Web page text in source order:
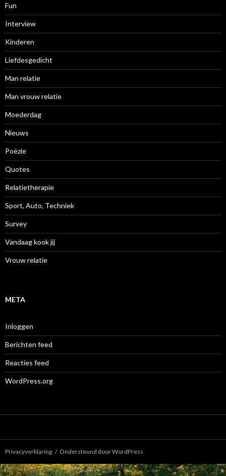
Fun
Interview
Kinderen
Liefdesgedicht
Man relatie
Man vrouw relatie
Moederdag
Nieuws
Poëzie
Quotes
Relatietherapie
Sport, Auto, Techniek
Survey
Vandaag kook jij
Vrouw relatie
META
Inloggen
Berichten feed
Reacties feed
WordPress.org
Privacyverklaring Ondersteund door WordPress